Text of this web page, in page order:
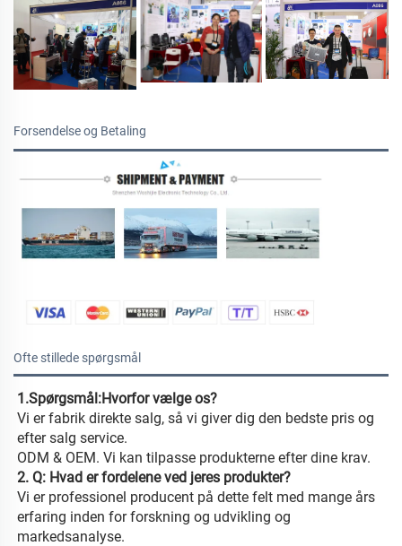
Forsendelse og Betaling
Ofte stillede spørgsmål
1.Spørgsmål:Hvorfor vælge os?
Vi er fabrik direkte salg, så vi giver dig den bedste pris og
efter salg service.
ODM & OEM. Vi kan tilpasse produkterne efter dine krav.
2. Q: Hvad er fordelene ved jeres produkter?
Vi er professionel producent på dette felt med mange års
erfaring inden for forskning og udvikling og
markedsanalyse.